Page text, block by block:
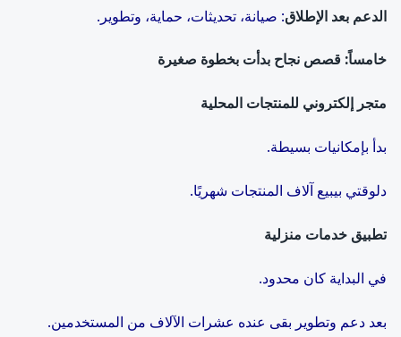
الدعم بعد الإطلاق: صيانة، تحديثات، حماية، وتطوير.
خامساً: قصص نجاح بدأت بخطوة صغيرة
متجر إلكتروني للمنتجات المحلية
بدأ بإمكانيات بسيطة.
دلوقتي بيبيع آلاف المنتجات شهريًا.
تطبيق خدمات منزلية
في البداية كان محدود.
بعد دعم وتطوير بقى عنده عشرات الآلاف من المستخدمين.